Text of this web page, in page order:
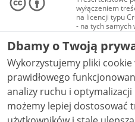
wyłączeniem
na licencji typu
- na tych samych
Materiały
audio i wideo, są
Creative
niekomercyjne -
NC-ND 4.0), o ile
Dbamy o Twoją
Wykorzystujemy pliki cookie
prawidłowego
analizy ruchu i optymalizacji
możemy lepiej dostosować